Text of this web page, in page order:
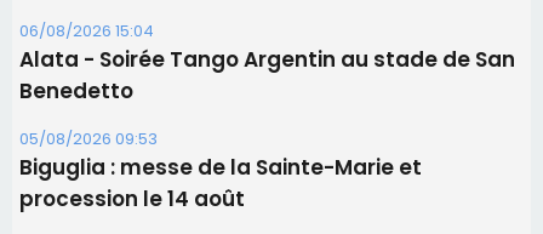
06/08/2026 15:04
Alata - Soirée Tango Argentin au stade de San
Benedetto
05/08/2026 09:53
Biguglia : messe de la Sainte-Marie et
procession le 14 août